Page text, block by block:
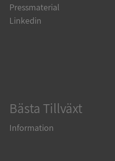
Pressmaterial
Linkedin
Bästa Tillväxt
Information